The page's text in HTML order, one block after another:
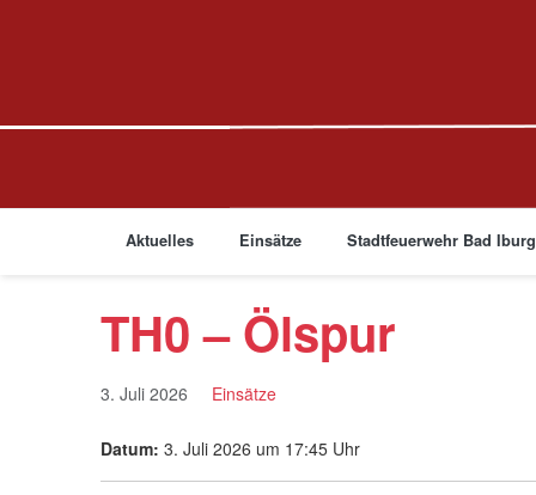
Aktuelles Einsätze Stadtfeuerwehr Bad Iburg
TH0 – Ölspur
3. Juli 2026 Einsätze
Datum: 3. Juli 2026 um 17:45 Uhr